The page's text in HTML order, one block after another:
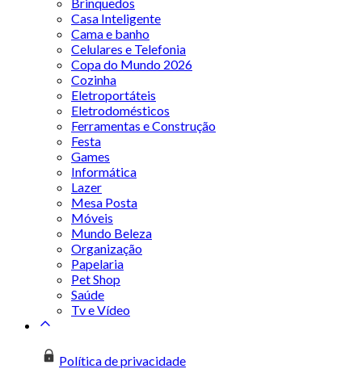
Casa Inteligente
Cama e banho
Celulares e Telefonia
Copa do Mundo 2026
Cozinha
Eletroportáteis
Eletrodomésticos
Ferramentas e Construção
Festa
Games
Informática
Lazer
Mesa Posta
Móveis
Mundo Beleza
Organização
Papelaria
Pet Shop
Saúde
Tv e Vídeo
Política de privacidade